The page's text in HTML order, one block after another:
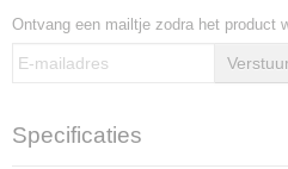
Ontvang een mailtje zodra het product
Specificaties